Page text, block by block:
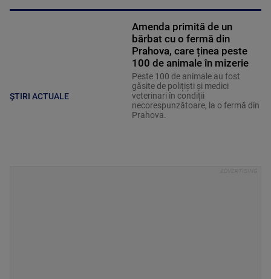
ȘTIRI ACTUALE
Amenda primită de un
bărbat cu o fermă din
Prahova, care ținea peste
100 de animale în mizerie
Peste 100 de animale au fost
găsite de polițiști și medici
veterinari în condiții
necorespunzătoare, la o fermă din
Prahova.